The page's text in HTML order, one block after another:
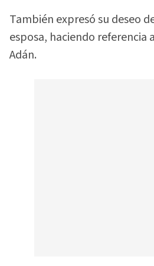
También expresó su deseo
esposa, haciendo
Adán.